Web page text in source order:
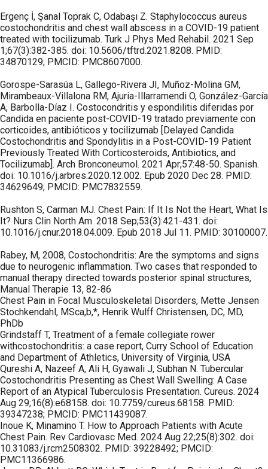
Ergenç İ, Şanal Toprak C, Odabaşı Z. Staphylococcus aureus
costochondritis and chest wall abscess in a COVID-19 patient
treated with tocilizumab. Turk J Phys Med Rehabil. 2021 Sep
1;67(3):382-385. doi: 10.5606/tftrd.2021.8208. PMID:
34870129; PMCID: PMC8607000.
Gorospe-Sarasúa L, Gallego-Rivera JI, Muñoz-Molina GM,
Mirambeaux-Villalona RM, Ajuria-Illarramendi O, González-García
A, Barbolla-Díaz I. Costocondritis y espondilitis diferidas por
Candida en paciente post-COVID-19 tratado previamente con
corticoides, antibióticos y tocilizumab [Delayed Candida
Costochondritis and Spondylitis in a Post-COVID-19 Patient
Previously Treated With Corticosteroids, Antibiotics, and
Tocilizumab]. Arch Bronconeumol. 2021 Apr;57:48-50. Spanish.
doi: 10.1016/j.arbres.2020.12.002. Epub 2020 Dec 28. PMID:
34629649; PMCID: PMC7832559.
Rushton S, Carman MJ. Chest Pain: If It Is Not the Heart, What Is
It? Nurs Clin North Am. 2018 Sep;53(3):421-431. doi:
10.1016/j.cnur.2018.04.009. Epub 2018 Jul 11. PMID: 30100007.
Rabey, M, 2008, Costochondritis: Are the symptoms and signs
due to neurogenic inflammation. Two cases that responded to
manual therapy directed towards posterior spinal structures,
Manual Therapie 13, 82-86
Chest Pain in Focal Musculoskeletal Disorders, Mette Jensen
Stochkendahl, MSca,b,*, Henrik Wulff Christensen, DC, MD,
PhDb
Grindstaff T, Treatment of a female collegiate rower
withcostochondritis: a case report, Curry School of Education
and Department of Athletics, University of Virginia, USA
Qureshi A, Nazeef A, Ali H, Gyawali J, Subhan N. Tubercular
Costochondritis Presenting as Chest Wall Swelling: A Case
Report of an Atypical Tuberculosis Presentation. Cureus. 2024
Aug 29;16(8):e68158. doi: 10.7759/cureus.68158. PMID:
39347238; PMCID: PMC11439087.
Inoue K, Minamino T. How to Approach Patients with Acute
Chest Pain. Rev Cardiovasc Med. 2024 Aug 22;25(8):302. doi:
10.31083/j.rcm2508302. PMID: 39228492; PMCID:
PMC11366986.